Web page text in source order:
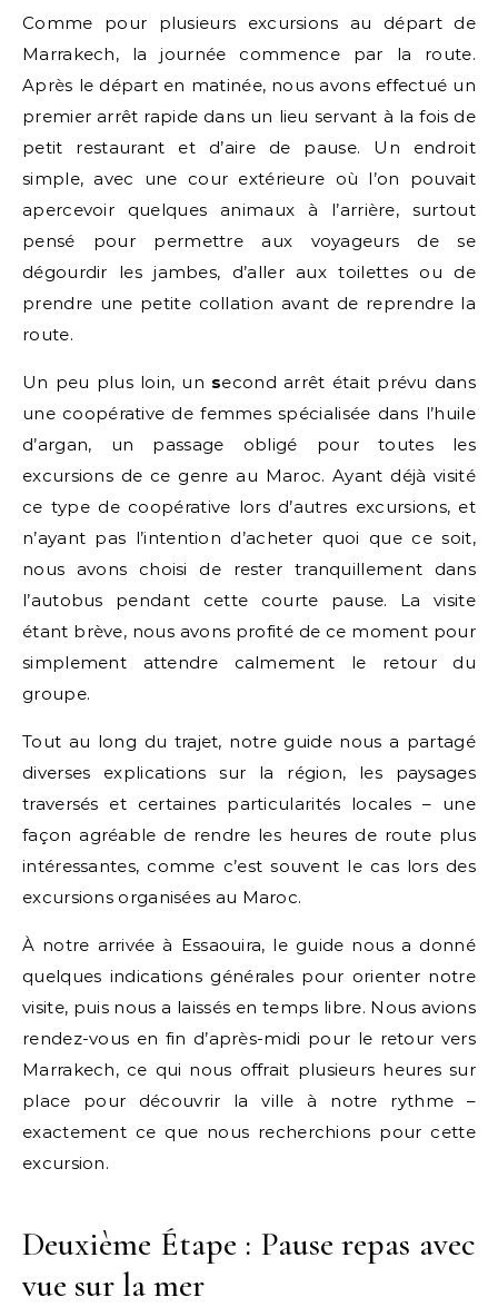
Comme pour plusieurs excursions au départ de
Marrakech, la journée commence par la route.
Après le départ en matinée, nous avons effectué un
premier arrêt rapide dans un lieu servant à la fois de
petit restaurant et d’aire de pause. Un endroit
simple, avec une cour extérieure où l’on pouvait
apercevoir quelques animaux à l’arrière, surtout
pensé pour permettre aux voyageurs de se
dégourdir les jambes, d’aller aux toilettes ou de
prendre une petite collation avant de reprendre la
route.
Un peu plus loin, un second arrêt était prévu dans
une coopérative de femmes spécialisée dans l’huile
d’argan, un passage obligé pour toutes les
excursions de ce genre au Maroc. Ayant déjà visité
ce type de coopérative lors d’autres excursions, et
n’ayant pas l’intention d’acheter quoi que ce soit,
nous avons choisi de rester tranquillement dans
l’autobus pendant cette courte pause. La visite
étant brève, nous avons profité de ce moment pour
simplement attendre calmement le retour du
groupe.
Tout au long du trajet, notre guide nous a partagé
diverses explications sur la région, les paysages
traversés et certaines particularités locales – une
façon agréable de rendre les heures de route plus
intéressantes, comme c’est souvent le cas lors des
excursions organisées au Maroc.
À notre arrivée à Essaouira, le guide nous a donné
quelques indications générales pour orienter notre
visite, puis nous a laissés en temps libre. Nous avions
rendez-vous en fin d’après-midi pour le retour vers
Marrakech, ce qui nous offrait plusieurs heures sur
place pour découvrir la ville à notre rythme –
exactement ce que nous recherchions pour cette
excursion.
Deuxième Étape : Pause repas avec
vue sur la mer